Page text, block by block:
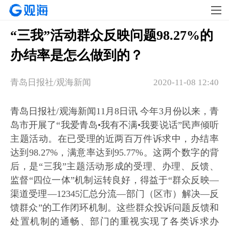
“三我”活动群众反映问题98.27%的
办结率是怎么做到的？
2020-11-08 12:40
青岛日报社/观海新闻
青岛日报社/观海新闻11月8日讯 今年3月份以来，青
岛市开展了“我爱青岛•我有不满•我要说话”民声倾听
主题活动。在已受理的近两百万件诉求中，办结率
达到98.27%，满意率达到95.77%。这两个数字的背
后，是“三我”主题活动形成的受理、办理、反馈、
监督“四位一体”机制运转良好，得益于“群众反映—
渠道受理—12345汇总分流—部门（区市）解决—反
馈群众”的工作闭环机制。这些群众投诉问题反馈和
处置机制的通畅、部门的重视实现了各类诉求办